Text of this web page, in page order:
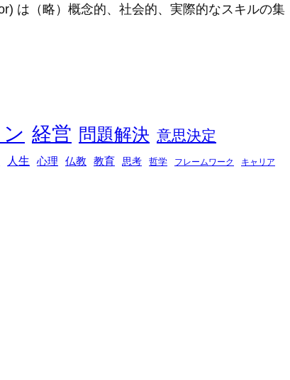
は（略）概念的、社会的、実際的なスキルの集
経営 問題解決 意思決定
人生 心理 仏教 教育 思考 哲学 フレームワーク キャリア